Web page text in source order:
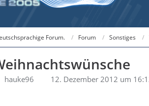
Forum. Forum Sonstiges
hauke96 12. Dezember 2012 um